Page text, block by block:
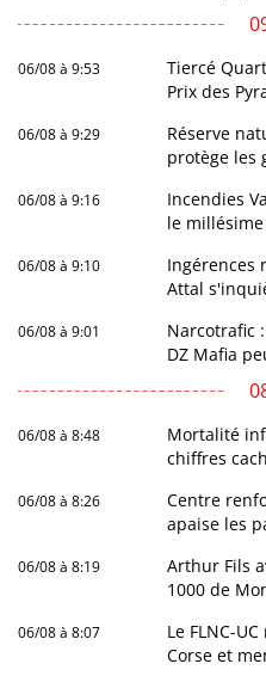
06/08 à 9:53
Tiercé
Prix des
06/08 à 9:29
Réserve
protège les
06/08 à 9:16
Incendies
le
06/08 à 9:10
Ingérences
Attal
06/08 à 9:01
Narcotrafic
DZ Mafia
06/08 à 8:48
Mortalité
chiffres
06/08 à 8:26
Centre
apaise les
06/08 à 8:19
Arthur Fils
1000 de
06/08 à 8:07
Le FLNC-
Corse et